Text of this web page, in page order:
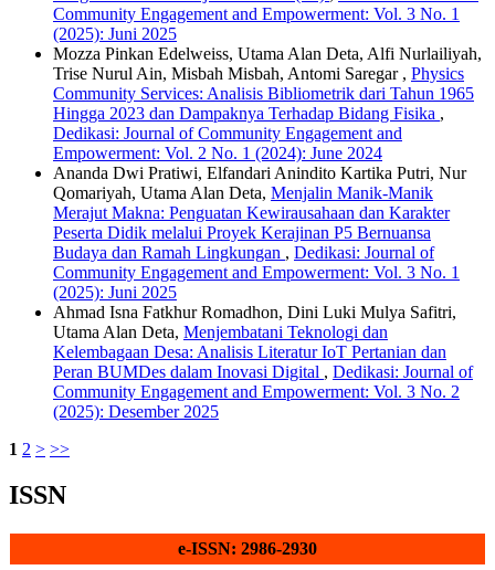
Community Engagement and Empowerment: Vol. 3 No. 1
(2025): Juni 2025
Mozza Pinkan Edelweiss, Utama Alan Deta, Alfi Nurlailiyah,
Trise Nurul Ain, Misbah Misbah, Antomi Saregar , Physics
Community Services: Analisis Bibliometrik dari Tahun 1965
Hingga 2023 dan Dampaknya Terhadap Bidang Fisika ,
Dedikasi: Journal of Community Engagement and
Empowerment: Vol. 2 No. 1 (2024): June 2024
Ananda Dwi Pratiwi, Elfandari Anindito Kartika Putri, Nur
Qomariyah, Utama Alan Deta, Menjalin Manik-Manik
Merajut Makna: Penguatan Kewirausahaan dan Karakter
Peserta Didik melalui Proyek Kerajinan P5 Bernuansa
Budaya dan Ramah Lingkungan , Dedikasi: Journal of
Community Engagement and Empowerment: Vol. 3 No. 1
(2025): Juni 2025
Ahmad Isna Fatkhur Romadhon, Dini Luki Mulya Safitri,
Utama Alan Deta, Menjembatani Teknologi dan
Kelembagaan Desa: Analisis Literatur IoT Pertanian dan
Peran BUMDes dalam Inovasi Digital , Dedikasi: Journal of
Community Engagement and Empowerment: Vol. 3 No. 2
(2025): Desember 2025
1 2 > >>
ISSN
e-ISSN: 2986-2930